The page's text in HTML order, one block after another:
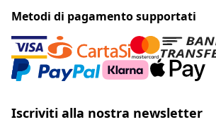
Metodi di pagamento supportati
Iscriviti alla nostra newsletter